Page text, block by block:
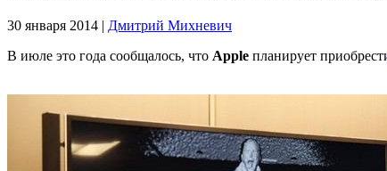
30 января 2014 | Дмитрий Михневич
В июле это года сообщалось, что Apple планирует